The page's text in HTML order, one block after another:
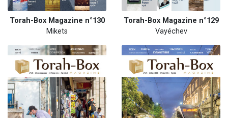
Torah-Box Magazine n°130
Mikets
Torah-Box Magazine n°129
Vayéchev